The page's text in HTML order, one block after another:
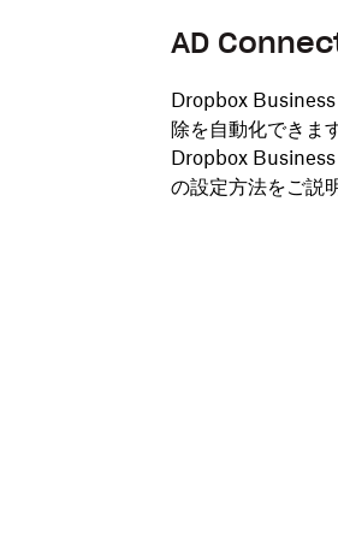
AD
Dropbox
除を自動化できます
Dropbox Business
の設定方法をご説